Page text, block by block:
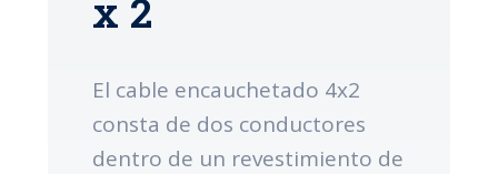
x 2
El cable encauchetado 4x2
consta de dos conductores
dentro de un revestimiento de